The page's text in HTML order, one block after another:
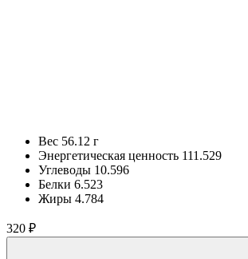
Вес 56.12 г
Энергетическая ценность 111.529
Углеводы 10.596
Белки 6.523
Жиры 4.784
320 ₽